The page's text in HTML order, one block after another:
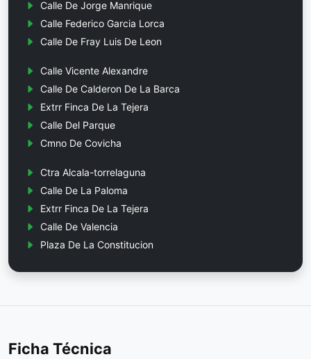
Calle De Jorge Manrique
Calle Federico Garcia Lorca
Calle De Fray Luis De Leon
Calle Vicente Alexandre
Calle De Calderon De La Barca
Extrr Finca De La Tejera
Calle Del Parque
Cmno De Covicha
Ctra Alcala-torrelaguna
Calle De La Paloma
Extrr Finca De La Tejera
Calle De Valencia
Plaza De La Constitucion
Ficha Técnica